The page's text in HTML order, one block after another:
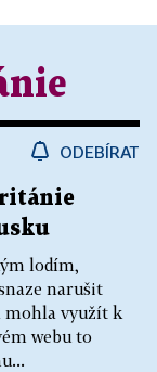
ODEBÍRAT
lodím,
narušit
mohla využít k
webu to